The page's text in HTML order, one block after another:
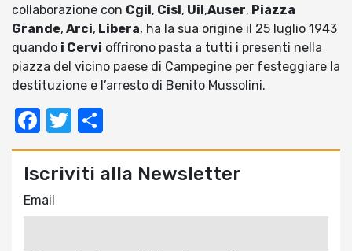
collaborazione con Cgil , Cisl , Uil ,Auser, Piazza
Grande, Arci, Libera, ha la sua origine il 25 luglio 1943
quando i Cervi offrirono pasta a tutti i presenti nella
piazza del vicino paese di Campegine per festeggiare la
destituzione e l’arresto di Benito Mussolini.
Facebook
Twitter
Iscriviti alla Newsletter
Email